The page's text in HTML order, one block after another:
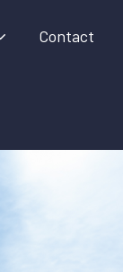
Contact